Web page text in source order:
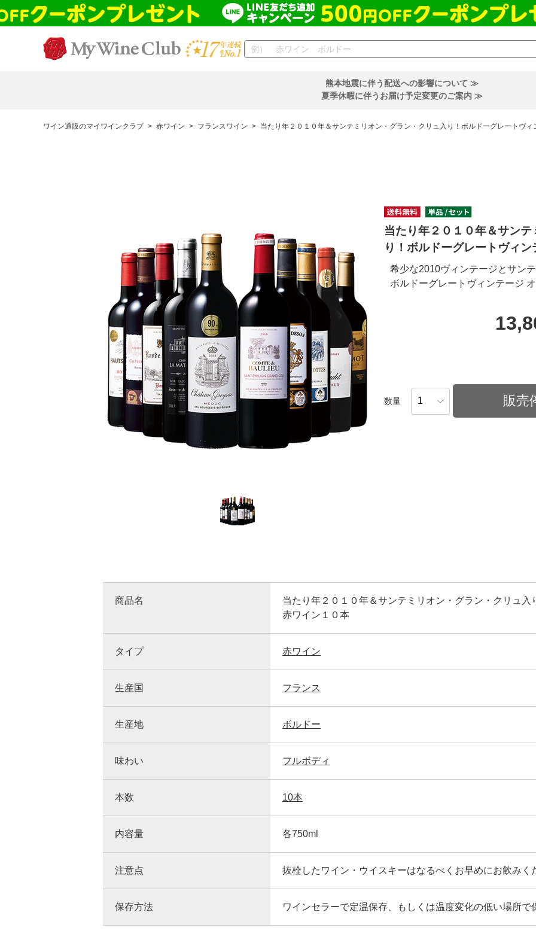
熊本地震に伴う配送への影響について ≫
夏季休暇に伴うお届け予定変更のご案内 ≫
ワイン通販のマイワインクラブ > 赤ワイン > フランスワイン > 当たり年２０１０年＆サンテミリオン・グラン・クリュ入り！ボルドーグレートヴ
当たり年２０１０年＆サン
り！ボルドーグレートヴィ
希少な2010ヴィンテージとサン
ボルドーグレートヴィンテージ
数量 販売
商品名
当たり年２０１０年＆サンテミリオン・グラン・クリュ
赤ワイン１０本
タイプ 赤ワイン
生産国 フランス
生産地 ボルドー
味わい フルボディ
本数 10本
内容量 各750ml
注意点 抜栓したワイン・ウイスキーはなるべくお早めにお飲みく
保存方法 ワインセラーで定温保存、もしくは温度変化の低い場所で